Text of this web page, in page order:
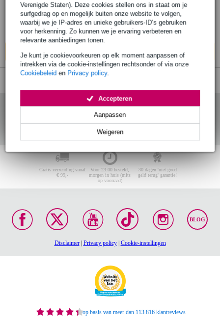
Verenigde Staten). Deze cookies stellen ons in staat om je
surfgedrag op en mogelijk buiten onze website te volgen,
waarbij we je IP-adres en unieke gebruikers-ID’s gebruiken
voor herkenning. Zo kunnen we je ervaring verbeteren en
relevante aanbiedingen tonen.
Je kunt je cookievoorkeuren op elk moment aanpassen of
intrekken via de cookie-instellingen rechtsonder of via onze
Cookiebeleid en Privacy policy.
Weigeren
Aanpassen
Accepteren
Adviesprijs € 65,- € 47,-
Op voorraad bij de leverancier
In mijn winkelwagen
Gratis verzending vanaf
€ 99,-
Voor 23:00 besteld,
morgen in huis (mits
op voorraad)
30 dagen 'niet goed
geld terug' garantie!
BLOG
Disclaimer| Privacy policy| Cookie-instellingen
op basis van meer dan 113.816 klantreviews